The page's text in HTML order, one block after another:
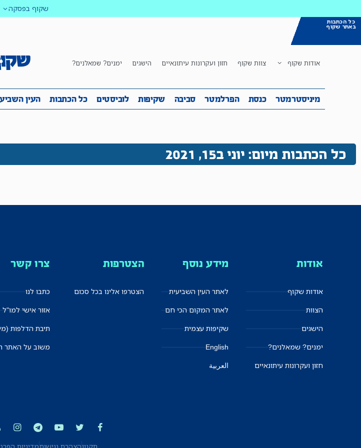
שקוף בפסקה
כל הכתבות
באתר שקוף
אודות שקוף צוות שקוף חזון ועקרונות עיתונאיים הישגים ימנים? שמאלנים?
מיניסטרמטר כנסת הפרלמטר סביבה שקיפות לוביסטים כל הכתבות העין
מיניסטרמטר כנסת הפרלמטר סביבה שקיפות לוביסטים
כל הכתבות מיום: יוני ב15, 2021
אודות
אודות שקוף
הצוות
הישגים
ימנים? שמאלנים?
חזון ועקרונות עיתונאיים
מידע נוסף
לאתר העין השביעית
לאתר המקום הכי חם
שקיפות עצמית
English
العربية
הצטרפות
הצטרפו אלינו בכל סכום
צרו קשר
כתבו לנו
אזור אישי למו"ל
תיבת הדלפות
משוב על האתר
תקנוןהצהרת נגישותמדיניות